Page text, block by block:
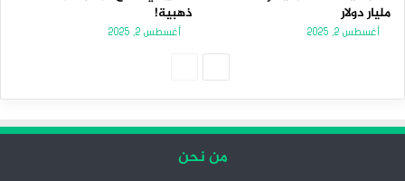
مليار دولار
أغسطس 2, 2025
ذهبية!
أغسطس 2, 2025
من نحن